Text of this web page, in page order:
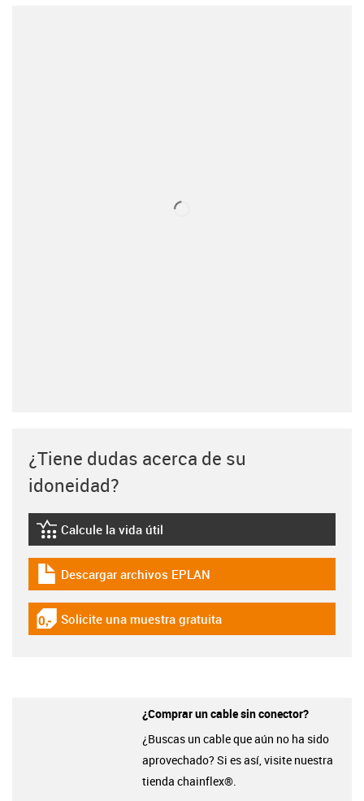
¿Tiene dudas acerca de su
idoneidad?
igus-icon-lebensdauerrechner
Calcule la vida útil
igus-icon-download-plan
Descargar archivos EPLAN
igus-icon-gratismuster
Solicite una muestra gratuita
¿Comprar un cable sin conector?
¿Buscas un cable que aún no ha sido
aprovechado? Si es así, visite nuestra
tienda chainflex®.